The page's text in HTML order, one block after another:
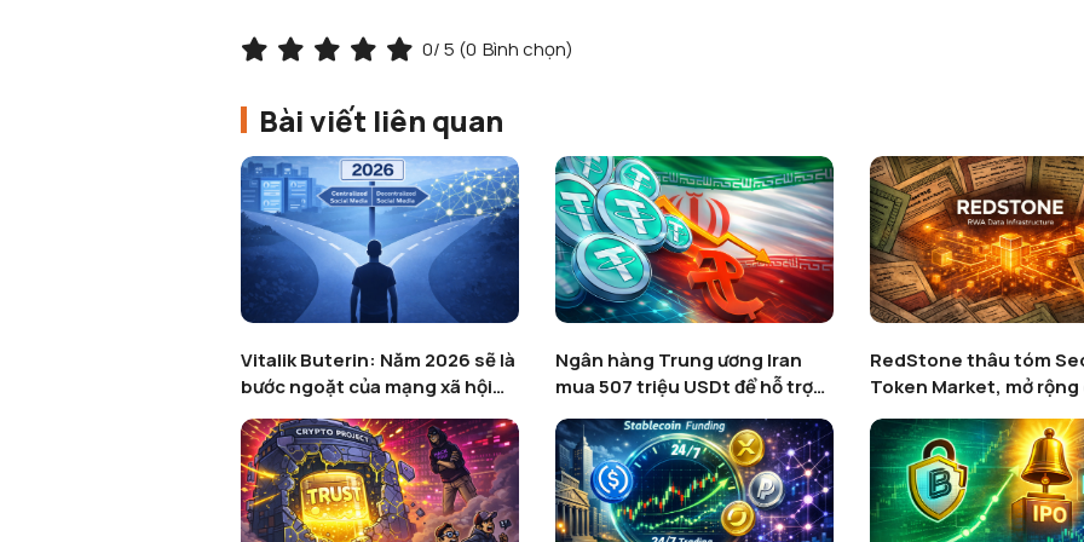
0/ 5 (0 Bình chọn)
Bài viết liên quan
Vitalik Buterin: Năm 2026 sẽ là
bước ngoặt của mạng xã hội
phi tập trung
Ngân hàng Trung ương Iran
mua 507 triệu USDt để hỗ trợ
rial
RedStone thâu tóm
Token Market, mở rộng
RWA